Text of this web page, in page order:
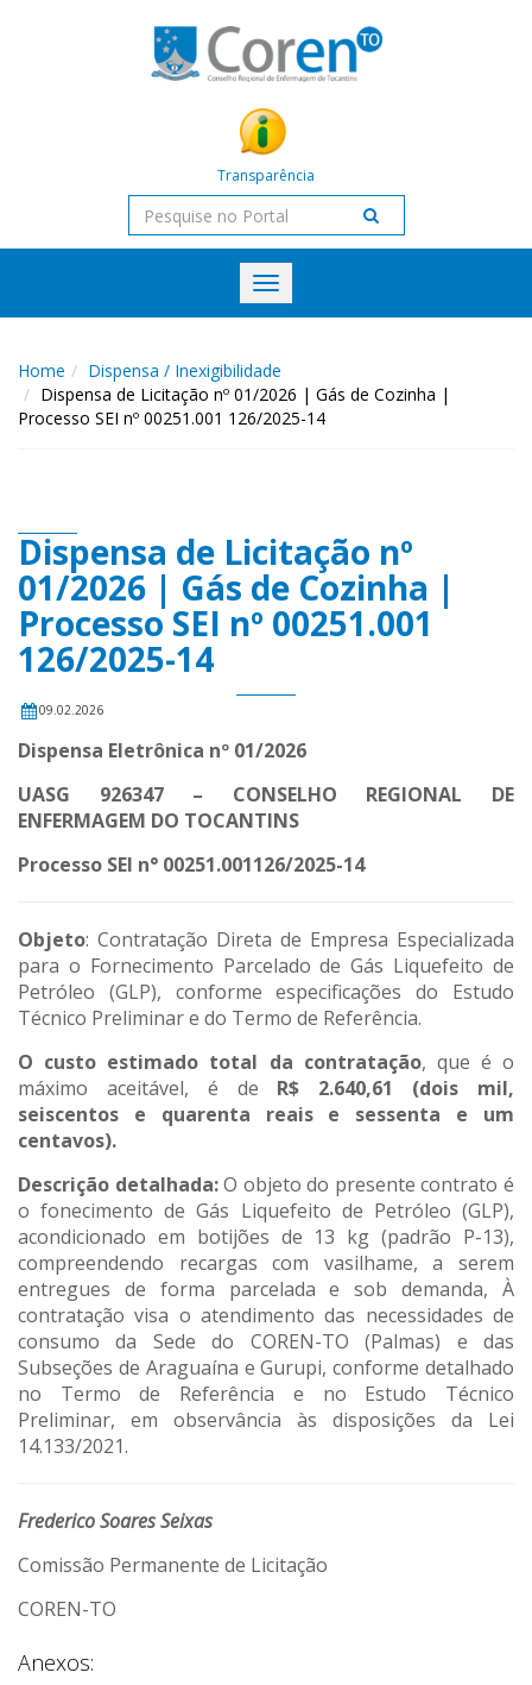
Transparência
Toggle
navigation
Home
Dispensa / Inexigibilidade
Dispensa de Licitação nº 01/2026 | Gás de Cozinha |
Processo SEI nº 00251.001 126/2025-14
Dispensa de Licitação nº
01/2026 | Gás de Cozinha |
Processo SEI nº 00251.001
126/2025-14
09.02.2026
Dispensa Eletrônica nº 01/2026
UASG 926347 – CONSELHO REGIONAL DE
ENFERMAGEM DO TOCANTINS
Processo SEI n° 00251.001126/2025-14
Objeto: Contratação Direta de Empresa Especializada
para o Fornecimento Parcelado de Gás Liquefeito de
Petróleo (GLP), conforme especificações do Estudo
Técnico Preliminar e do Termo de Referência.
O custo estimado total da contratação, que é o
máximo aceitável, é de R$ 2.640,61 (dois mil,
seiscentos e quarenta reais e sessenta e um
centavos).
Descrição detalhada:O objeto do presente contrato é
o fonecimento de Gás Liquefeito de Petróleo (GLP),
acondicionado em botijões de 13 kg (padrão P-13),
compreendendo recargas com vasilhame, a serem
entregues de forma parcelada e sob demanda, À
contratação visa o atendimento das necessidades de
consumo da Sede do COREN-TO (Palmas) e das
Subseções de Araguaína e Gurupi, conforme detalhado
no Termo de Referência e no Estudo Técnico
Preliminar, em observância às disposições da Lei
14.133/2021.
Frederico Soares Seixas
Comissão Permanente de Licitação
COREN-TO
Anexos: